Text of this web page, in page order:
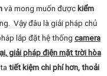
và mong muốn được kiểm
Vậy đâu là giải pháp chủ
lắp đặt hệ thống camera
giải pháp điện mặt trời hòa
tiết kiệm chi phí hơn, thoải